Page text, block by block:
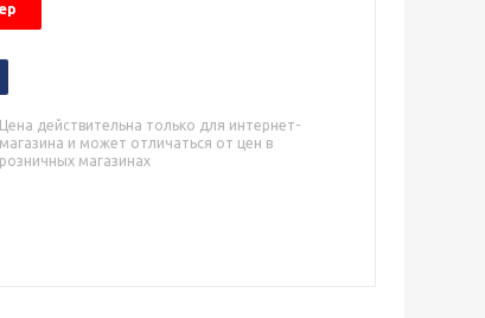
Цена действительна только для интернет-
магазина и может отличаться от цен в
розничных магазинах